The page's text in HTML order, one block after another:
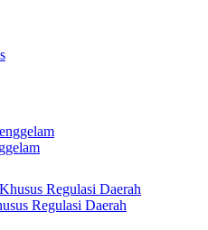
Regulasi Daerah